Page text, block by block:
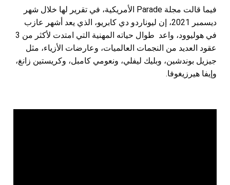
فيما قالت مجلة Parade الأمريكية، في تقرير لها خلال شهر
ديسمبر 2021، إن ليوناردو دي كابريو، الذي يعد أشهر عازب
في هوليوود، واعد طوال حياته المهنية التي امتدت لأكثر من 3
عقود العديد من النجمات العالميات، وعارضات الأزياء، مثل
جيزيل بوندشين، وبليك ليفلي، ونعومي كامبل، وكريستين زانغ،
وإيفا هيرزيغوفا.